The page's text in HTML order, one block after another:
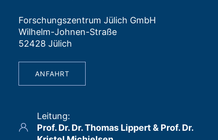
Forschungszentrum Jülich GmbH
Wilhelm-Johnen-Straße
52428 Jülich
ANFAHRT
Leitung:
Prof. Dr. Dr. Thomas Lippert & Prof. Dr.